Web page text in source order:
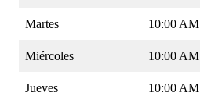
Martes 10:00 AM
Miércoles 10:00 AM
Jueves 10:00 AM